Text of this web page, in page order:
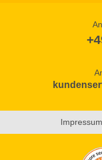
Impressum